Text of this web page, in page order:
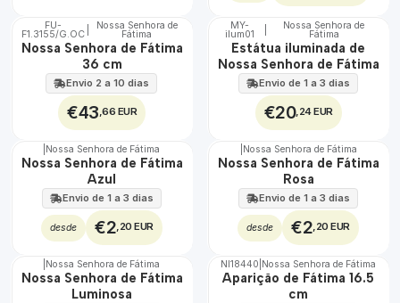
🇵🇹
100%
FU-
F1.3155/G.OC
Nossa Senhora de
Fátima
Nossa Senhora de Fátima
36 cm
Envio 2 a 10 dias
€43,66 EUR
🇵🇹
100%
MY-
ilum01
Nossa Senhora de
Fátima
Estátua iluminada de
Nossa Senhora de Fátima
Envio de 1 a 3 dias
€20,24 EUR
Nossa Senhora de Fátima
Nossa Senhora de Fátima
Azul
Envio de 1 a 3 dias
desde €2,20 EUR
TOP
Nossa Senhora de Fátima
Nossa Senhora de Fátima
Rosa
Envio de 1 a 3 dias
desde €2,20 EUR
Não Disponível
Nossa Senhora de Fátima
Nossa Senhora de Fátima
Luminosa
DESCONTO
NI18440 Nossa Senhora de Fátima
Aparição de Fátima 16.5
cm